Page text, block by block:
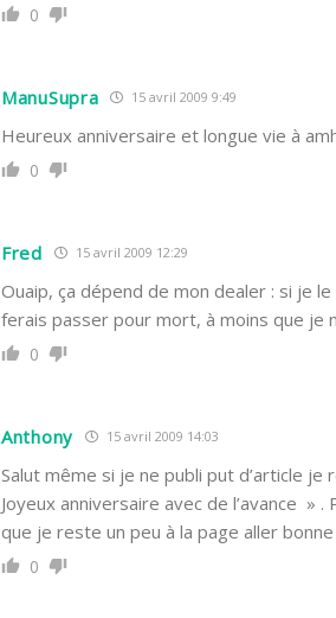
0
ManuSupra 15 avril 2009 9:49
Heureux anniversaire et longue vie à
0
Fred 15 avril 2009 12:29
Ouaip, ça dépend de mon dealer : si je
ferais passer pour mort, à moins que je
0
Anthony 15 avril 2009 14:03
Salut même si je ne publi put d’article
Joyeux anniversaire avec de l’avance »
que je reste un peu à la page aller
0